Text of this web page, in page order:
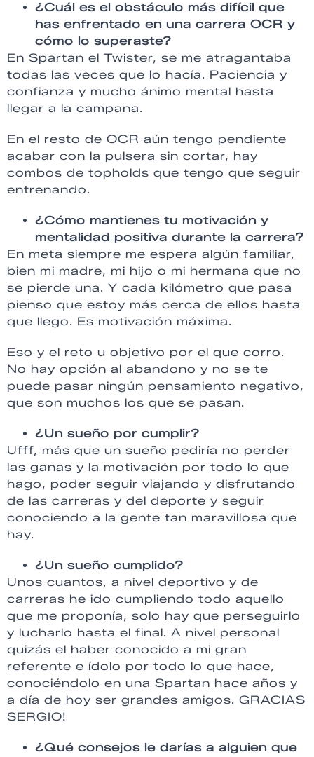
¿Cuál es el obstáculo más difícil que
has enfrentado en una carrera OCR y
cómo lo superaste?
En Spartan el Twister, se me atragantaba
todas las veces que lo hacía. Paciencia y
confianza y mucho ánimo mental hasta
llegar a la campana.
En el resto de OCR aún tengo pendiente
acabar con la pulsera sin cortar, hay
combos de topholds que tengo que seguir
entrenando.
¿Cómo mantienes tu motivación y
mentalidad positiva durante la carrera?
En meta siempre me espera algún familiar,
bien mi madre, mi hijo o mi hermana que no
se pierde una. Y cada kilómetro que pasa
pienso que estoy más cerca de ellos hasta
que llego. Es motivación máxima.
Eso y el reto u objetivo por el que corro.
No hay opción al abandono y no se te
puede pasar ningún pensamiento negativo,
que son muchos los que se pasan.
¿Un sueño por cumplir?
Ufff, más que un sueño pediría no perder
las ganas y la motivación por todo lo que
hago, poder seguir viajando y disfrutando
de las carreras y del deporte y seguir
conociendo a la gente tan maravillosa que
hay.
¿Un sueño cumplido?
Unos cuantos, a nivel deportivo y de
carreras he ido cumpliendo todo aquello
que me proponía, solo hay que perseguirlo
y lucharlo hasta el final. A nivel personal
quizás el haber conocido a mi gran
referente e ídolo por todo lo que hace,
conociéndolo en una Spartan hace años y
a día de hoy ser grandes amigos. GRACIAS
SERGIO!
¿Qué consejos le darías a alguien que